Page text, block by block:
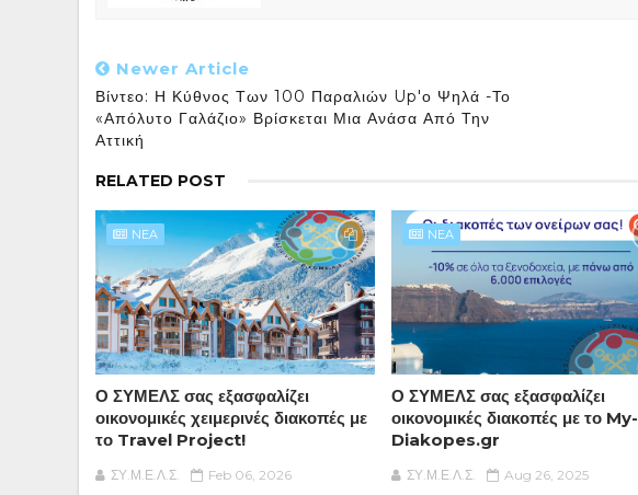
Newer Article
Βίντεο: Η Κύθνος Των 100 Παραλιών Up'ο Ψηλά -Το
«απόλυτο Γαλάζιο» Βρίσκεται Μια Ανάσα Από Την
Αττική
RELATED POST
NEA
Ο ΣΥΜΕΛΣ σας εξασφαλίζει
οικονομικές χειμερινές διακοπές με
το Travel Project!
ΣΥ.Μ.Ε.Λ.Σ. Feb 06, 2026
NEA
Ο ΣΥΜΕΛΣ σας εξασφαλίζει
οικονομικές διακοπές με το My-
Diakopes.gr
ΣΥ.Μ.Ε.Λ.Σ. Aug 26, 2025